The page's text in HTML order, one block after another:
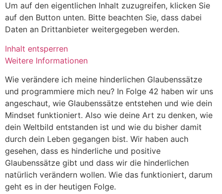
Um auf den eigentlichen Inhalt zuzugreifen, klicken Sie
auf den Button unten. Bitte beachten Sie, dass dabei
Daten an Drittanbieter weitergegeben werden.
Inhalt entsperren
Weitere Informationen
Wie verändere ich meine hinderlichen Glaubenssätze
und programmiere mich neu? In Folge 42 haben wir uns
angeschaut, wie Glaubenssätze entstehen und wie dein
Mindset funktioniert. Also wie deine Art zu denken, wie
dein Weltbild entstanden ist und wie du bisher damit
durch dein Leben gegangen bist. Wir haben auch
gesehen, dass es hinderliche und positive
Glaubenssätze gibt und dass wir die hinderlichen
natürlich verändern wollen. Wie das funktioniert, darum
geht es in der heutigen Folge.